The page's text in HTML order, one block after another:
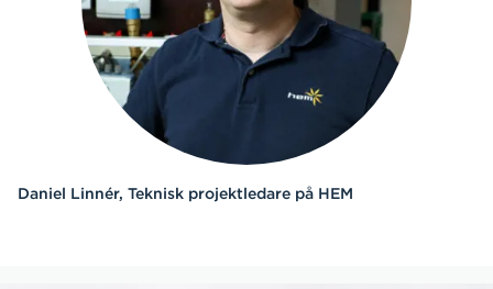
Daniel Linnér, Teknisk projektledare på HEM